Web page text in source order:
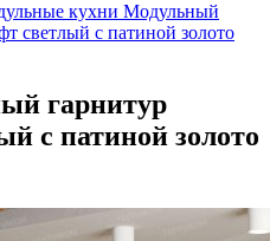
кухни Модульный
светлый с патиной золото
гарнитур
с патиной золото